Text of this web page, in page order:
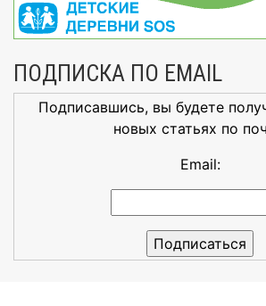
ПОДПИСКА ПО EMAIL
Подписавшись, вы будете
новых статьях по
Email: